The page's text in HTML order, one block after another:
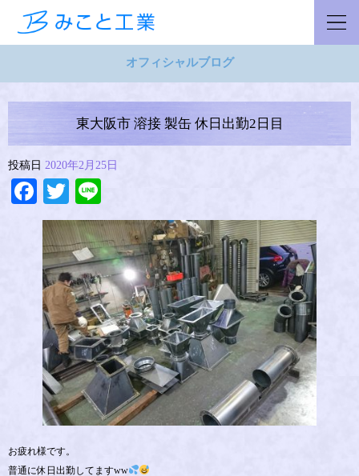
オフィシャルブログ
東大阪市 溶接 製缶 休日出勤2日目
投稿日 2020年2月25日
Facebook
Twitter
お疲れ様です。
普通に休日出勤してます‪w‪w